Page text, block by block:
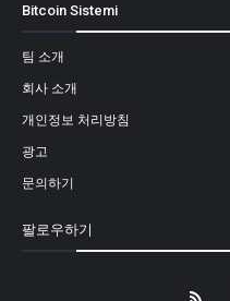
Bitcoin Sistemi
팀 소개
회사 소개
개인정보 처리방침
광고
문의하기
팔로우하기